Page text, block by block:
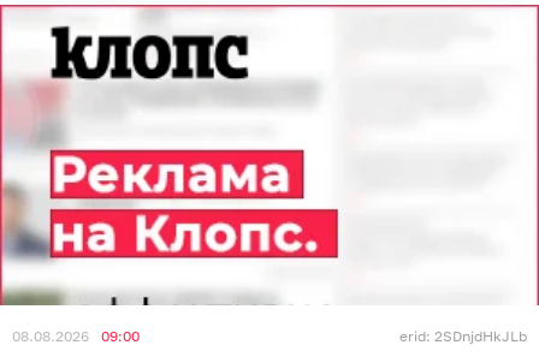
08.08.2026 09:00 erid: 2SDnjdHkJLb